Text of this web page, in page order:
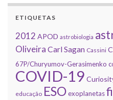
ETIQUETAS
2012 APOD astrobiologia
Oliveira Carl Sagan Cassini
67P/Churyumov-Gerasimenko
COVID-19
educação ESOexoplanetas